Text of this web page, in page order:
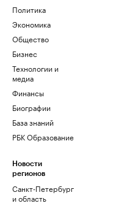
Политика
Экономика
Общество
Бизнес
Технологии и
медиа
Финансы
Биографии
База знаний
РБК Образование
Новости
регионов
Санкт-Петербург
и область